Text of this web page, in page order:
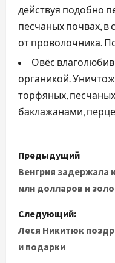
действуя подобно
песчаных почвах,
от проволочника.
Овёс
органикой.
торфяных,
баклажанами,
Н
а
и
г
Предыдущий
Венгрия задержала
млн долларов и
Следующий:
Леся Никитюк
и подарки